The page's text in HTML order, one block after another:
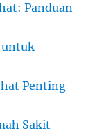
Panduan
untuk
Penting
Sakit